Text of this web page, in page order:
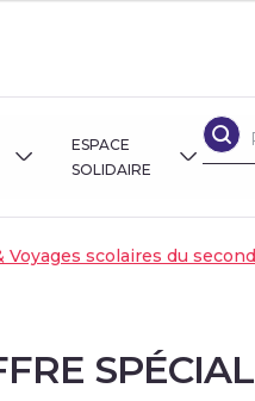
DIRECTRICE
NOUS ?
ESPACE
SOLIDAIRE
BOUTIQUE
JE SOUTIENS
Voyages scolaires du